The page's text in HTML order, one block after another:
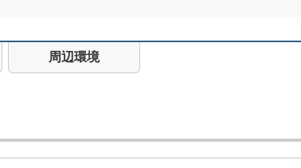
周辺環境